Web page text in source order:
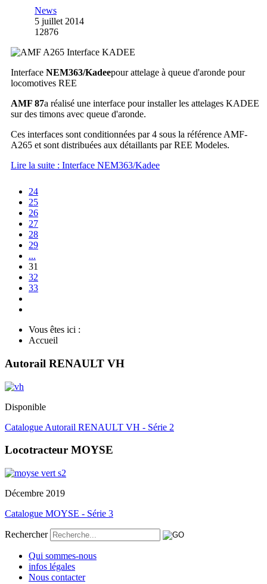
News
5 juillet 2014
12876
Interface NEM363/Kadeepour attelage à queue d'aronde pour
locomotives REE
AMF 87a réalisé une interface pour installer les attelages KADEE
sur des timons avec queue d'aronde.
Ces interfaces sont conditionnées par 4 sous la référence AMF-
A265 et sont distribuées aux détaillants par REE Modeles.
Lire la suite : Interface NEM363/Kadee
24
25
26
27
28
29
...
31
32
33
Vous êtes ici :
Accueil
Autorail RENAULT VH
Disponible
Catalogue Autorail RENAULT VH - Série 2
Locotracteur MOYSE
Décembre 2019
Catalogue MOYSE - Série 3
Rechercher
Qui sommes-nous
infos légales
Nous contacter